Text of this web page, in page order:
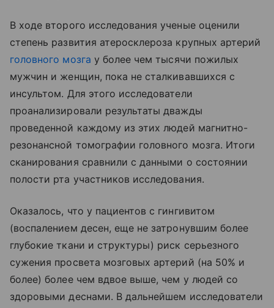
В ходе второго исследования ученые оценили
степень развития атеросклероза крупных артерий
головного мозга у более чем тысячи пожилых
мужчин и женщин, пока не сталкивавшихся с
инсультом. Для этого исследователи
проанализировали результаты дважды
проведенной каждому из этих людей магнитно-
резонансной томографии головного мозга. Итоги
сканирования сравнили с данными о состоянии
полости рта участников исследования.
Оказалось, что у пациентов с гингивитом
(воспалением десен, еще не затронувшим более
глубокие ткани и структуры) риск серьезного
сужения просвета мозговых артерий (на 50% и
более) более чем вдвое выше, чем у людей со
здоровыми деснами. В дальнейшем исследователи